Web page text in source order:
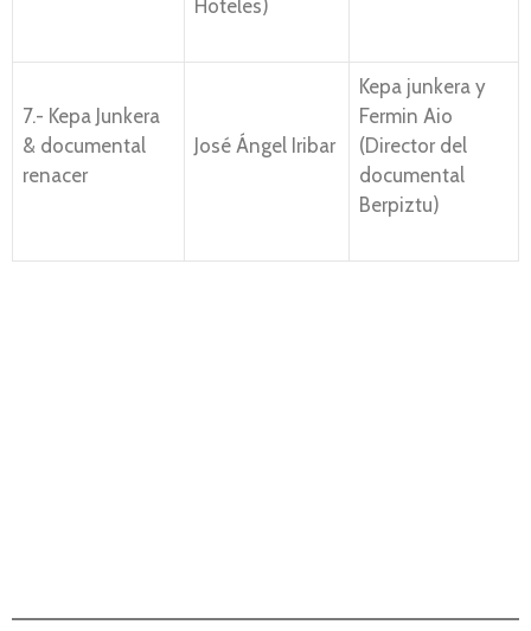
Hoteles)
7.- Kepa Junkera
& documental
renacer
José Ángel Iribar
Kepa junkera y
Fermin Aio
(Director del
documental
Berpiztu)